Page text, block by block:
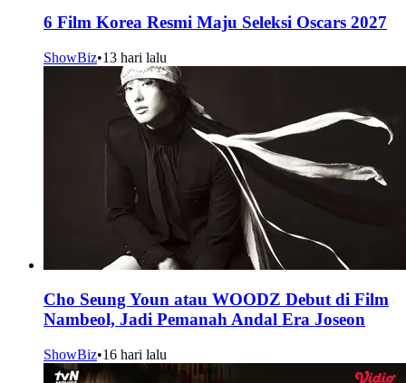
6 Film Korea Resmi Maju Seleksi Oscars 2027
ShowBiz•13 hari lalu
Cho Seung Youn atau WOODZ Debut di Film
Nambeol, Jadi Pemanah Andal Era Joseon
ShowBiz•16 hari lalu